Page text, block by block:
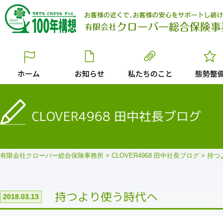
CLOVER4968 田中社長ブログ
有限会社クローバー総合保険事務所 > CLOVER4968 田中社長ブログ > 持つ
持つより使う時代へ
2018.03.13